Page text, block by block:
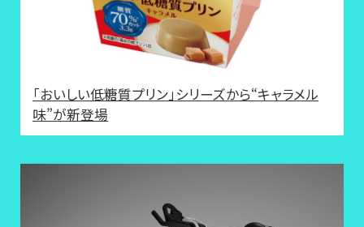
「おいしい低糖質プリン」シリーズから“キャラメル
味”が新登場